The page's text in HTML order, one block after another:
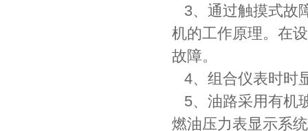
3、通过触摸式故
机的工作原理。在
故障。
4、组合仪表时时
5、油路采用有机
燃油压力表显示系